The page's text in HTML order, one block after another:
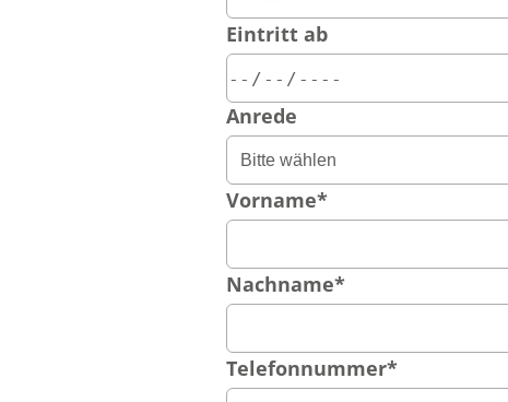
Eintritt ab
Anrede
Vorname*
Nachname*
Telefonnummer*